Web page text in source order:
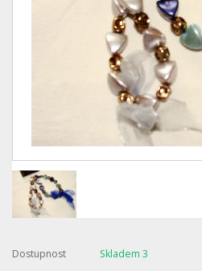
Dostupnost Skladem 3